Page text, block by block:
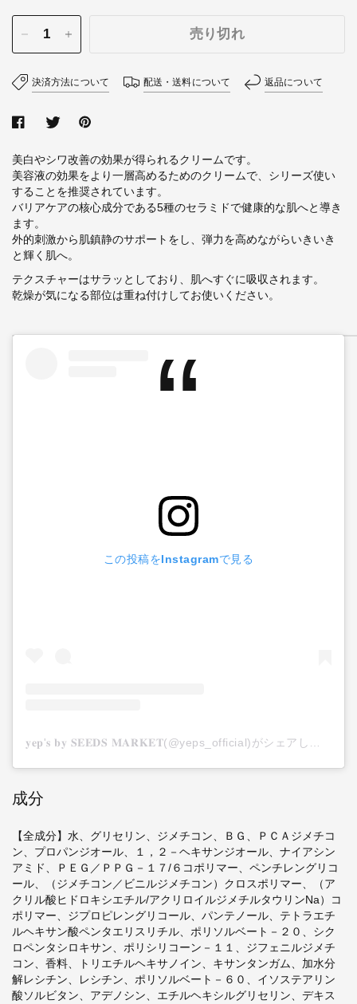
売り切れ
決済方法について 配送・送料について 返品について
美白やシワ改善の効果が得られるクリームです。
美容液の効果をより一層高めるためのクリームで、シリーズ使い
することを推奨されています。
バリアケアの核心成分である5種のセラミドで健康的な肌へと導き
ます。
外的刺激から肌鎮静のサポートをし、弾力を高めながらいきいき
と輝く肌へ。
テクスチャーはサラッとしており、肌へすぐに吸収されます。
乾燥が気になる部位は重ね付けしてお使いください。
この投稿をInstagramで見る
𝐲𝐞𝐩'𝐬 𝐛𝐲 𝐒𝐄𝐄𝐃𝐒 𝐌𝐀𝐑𝐊𝐄𝐓(@yeps_official)がシェアした投稿
成分
【全成分】水、グリセリン、ジメチコン、ＢＧ、ＰＣＡジメチコ
ン、プロパンジオール、１，２－ヘキサンジオール、ナイアシン
アミド、ＰＥＧ／ＰＰＧ－１７/６コポリマー、ペンチレングリコ
ール、（ジメチコン／ビニルジメチコン）クロスポリマー、（ア
クリル酸ヒドロキシエチル/アクリロイルジメチルタウリンNa）コ
ポリマー、ジプロピレングリコール、パンテノール、テトラエチ
ルヘキサン酸ペンタエリスリチル、ポリソルベート－２０、シク
ロペンタシロキサン、ポリシリコーン－１１、ジフェニルジメチ
コン、香料、トリエチルヘキサノイン、キサンタンガム、加水分
解レシチン、レシチン、ポリソルベート－６０、イソステアリン
酸ソルビタン、アデノシン、エチルヘキシルグリセリン、デキス